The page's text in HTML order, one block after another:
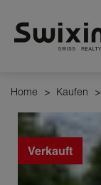
Home > Kaufen >
Verkauft